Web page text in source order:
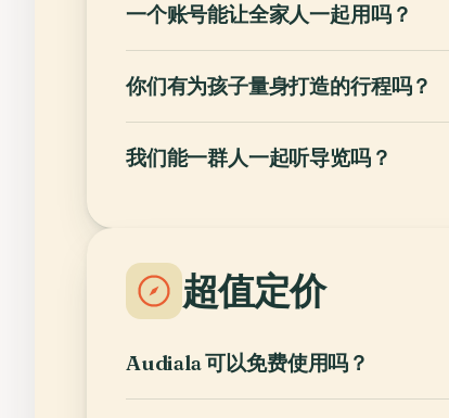
一个账号能让全家人一起用吗？
你们有为孩子量身打造的行程吗？
我们能一群人一起听导览吗？
超值定价
Audiala 可以免费使用吗？